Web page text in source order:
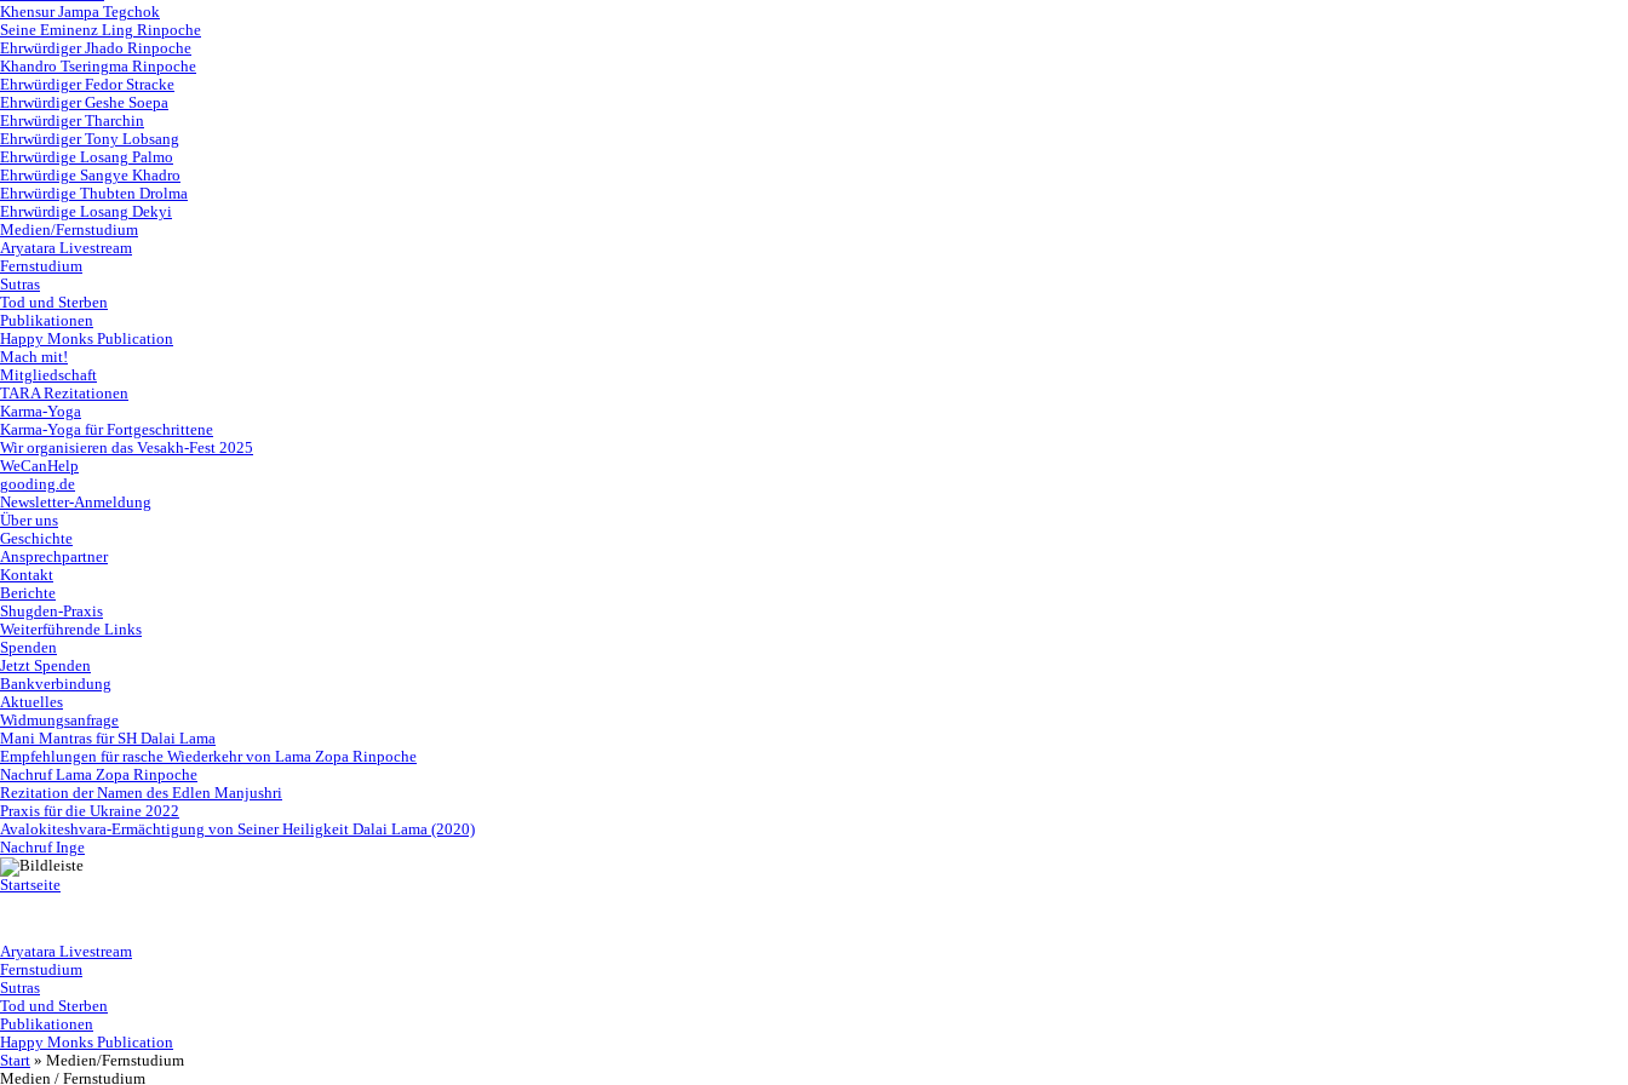
Khensur Jampa Tegchok
Seine Eminenz Ling Rinpoche
Ehrwürdiger Jhado Rinpoche
Khandro Tseringma Rinpoche
Ehrwürdiger Fedor Stracke
Ehrwürdiger Geshe Soepa
Ehrwürdiger Tharchin
Ehrwürdiger Tony Lobsang
Ehrwürdige Losang Palmo
Ehrwürdige Sangye Khadro
Ehrwürdige Thubten Drolma
Ehrwürdige Losang Dekyi
Medien/Fernstudium
Aryatara Livestream
Fernstudium
Sutras
Tod und Sterben
Publikationen
Happy Monks Publication
Mach mit!
Mitgliedschaft
TARA Rezitationen
Karma-Yoga
Karma-Yoga für Fortgeschrittene
Wir organisieren das Vesakh-Fest 2025
WeCanHelp
gooding.de
Newsletter-Anmeldung
Über uns
Geschichte
Ansprechpartner
Kontakt
Berichte
Shugden-Praxis
Weiterführende Links
Spenden
Jetzt Spenden
Bankverbindung
Aktuelles
Widmungsanfrage
Mani Mantras für SH Dalai Lama
Empfehlungen für rasche Wiederkehr von Lama Zopa Rinpoche
Nachruf Lama Zopa Rinpoche
Rezitation der Namen des Edlen Manjushri
Praxis für die Ukraine 2022
Avalokiteshvara-Ermächtigung von Seiner Heiligkeit Dalai Lama (2020)
Nachruf Inge
Startseite
Aryatara Livestream
Fernstudium
Sutras
Tod und Sterben
Publikationen
Happy Monks Publication
Start » Medien/Fernstudium
Medien / Fernstudium